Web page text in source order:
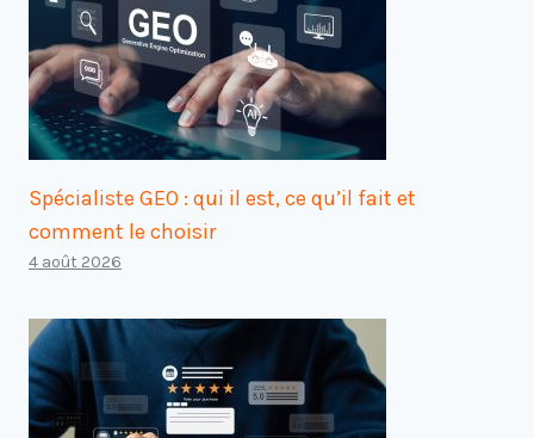
Spécialiste GEO : qui il est, ce qu’il fait et
comment le choisir
4 août 2026